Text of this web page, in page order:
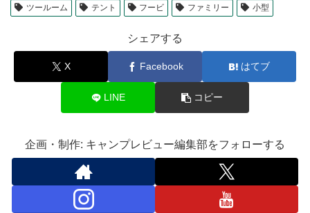
ツールーム
テント フービ ファミリー 小型
シェアする
X Facebook はてブ
LINE コピー
企画・制作: キャンプレビュー編集部をフォローする